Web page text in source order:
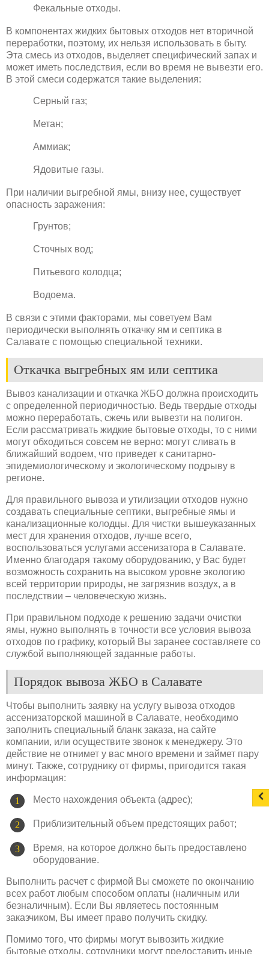
Фекальные отходы.
В компонентах жидких бытовых отходов нет вторичной
переработки, поэтому, их нельзя использовать в быту.
Эта смесь из отходов, выделяет специфический запах и
может иметь последствия, если во время не вывезти его.
В этой смеси содержатся такие выделения:
Серный газ;
Метан;
Аммиак;
Ядовитые газы.
При наличии выгребной ямы, внизу нее, существует
опасность заражения:
Грунтов;
Сточных вод;
Питьевого колодца;
Водоема.
В связи с этими факторами, мы советуем Вам
периодически выполнять откачку ям и септика в
Салавате с помощью специальной техники.
Откачка выгребных ям или септика
Вывоз канализации и откачка ЖБО должна происходить
с определенной периодичностью. Ведь твердые отходы
можно переработать, сжечь или вывезти на полигон.
Если рассматривать жидкие бытовые отходы, то с ними
могут обходиться совсем не верно: могут сливать в
ближайший водоем, что приведет к санитарно-
эпидемиологическому и экологическому подрыву в
регионе.
Для правильного вывоза и утилизации отходов нужно
создавать специальные септики, выгребные ямы и
канализационные колодцы. Для чистки вышеуказанных
мест для хранения отходов, лучше всего,
воспользоваться услугами ассенизатора в Салавате.
Именно благодаря такому оборудованию, у Вас будет
возможность сохранить на высоком уровне экологию
всей территории природы, не загрязнив воздух, а в
последствии – человеческую жизнь.
При правильном подходе к решению задачи очистки
ямы, нужно выполнять в точности все условия вывоза
отходов по графику, который Вы заранее составляете со
службой выполняющей заданные работы.
Порядок вывоза ЖБО в Салавате
Чтобы выполнить заявку на услугу вывоза отходов
ассенизаторской машиной в Салавате, необходимо
заполнить специальный бланк заказа, на сайте
компании, или осуществите звонок к менеджеру. Это
действие не отнимет у вас много времени и займет пару
минут. Также, сотруднику от фирмы, пригодится такая
информация:
Место нахождения объекта (адрес);
Приблизительный объем предстоящих работ;
Время, на которое должно быть предоставлено
оборудование.
Выполнить расчет с фирмой Вы сможете по окончанию
всех работ любым способом оплаты (наличным или
безналичным). Если Вы являетесь постоянным
заказчиком, Вы имеет право получить скидку.
Помимо того, что фирмы могут вывозить жидкие
бытовые отходы, сотрудники могут предоставить иные